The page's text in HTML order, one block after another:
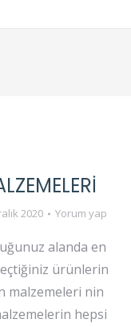
2020 Yorum yap
alanda en
ürünlerin
malzemeleri nin
hepsi